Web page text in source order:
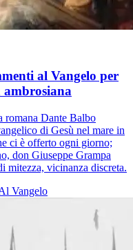
al Vangelo per
romana Dante Balbo
di Gesù nel mare in
ci è offerto ogni giorno;
don Giuseppe Grampa
vicinanza discreta.
Vangelo